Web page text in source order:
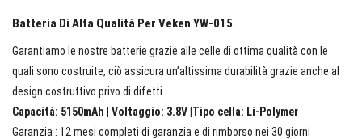
Batteria Di Alta Qualità Per Veken YW-015
Garantiamo le nostre batterie grazie alle celle di ottima qualità con le
quali sono costruite, ciò assicura un’altissima durabilità grazie anche al
design costruttivo privo di difetti.
Capacità: 5150mAh | Voltaggio: 3.8V |Tipo cella: Li-Polymer
Garanzia : 12 mesi completi di garanzia e di rimborso nei 30 giorni